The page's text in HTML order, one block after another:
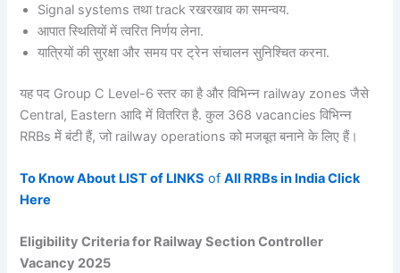
Signal systems तथा track रखरखाव का समन्वय.
आपात स्थितियों में त्वरित निर्णय लेना.
यात्रियों की सुरक्षा और समय पर ट्रेन संचालन सुनिश्चित करना.
यह पद Group C Level-6 स्तर का है और विभिन्न railway zones जैसे
Central, Eastern आदि में वितरित है. कुल 368 vacancies विभिन्न
RRBs में बंटी हैं, जो railway operations को मजबूत बनाने के लिए हैं।
To Know About LIST of LINKS ofAll RRBs in India Click
Here
Eligibility Criteria for Railway Section Controller
Vacancy 2025